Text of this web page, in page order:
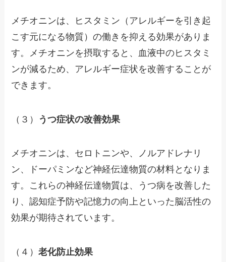
メチオニンは、ヒスタミン（アレルギーを引き起
こす元になる物質）の働きを抑える効果がありま
す。メチオニンを摂取すると、血液中のヒスタミ
ンが減るため、アレルギー症状を改善することが
できます。
（３） うつ症状の改善効果
メチオニンは、セロトニンや、ノルアドレナリ
ン、ドーパミンなど神経伝達物質の材料となりま
す。これらの神経伝達物質は、うつ病を改善した
り、認知症予防や記憶力の向上といった脳活性の
効果が期待されています。
（４）老化防止効果